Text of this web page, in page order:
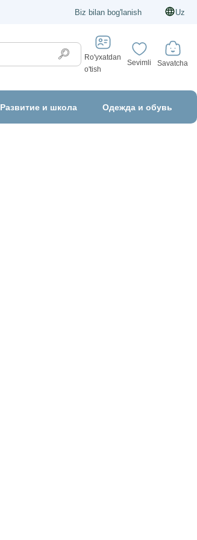
Biz bilan bog'lanish Uz
Ro'yxatdan
o'tish
Sevimli Savatcha
Развитие и школа Одежда и обувь